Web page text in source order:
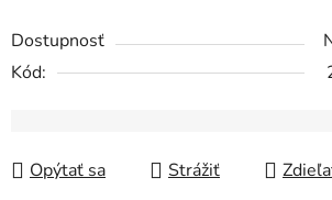
Dostupnosť
Kód:
Opýtať sa Strážiť